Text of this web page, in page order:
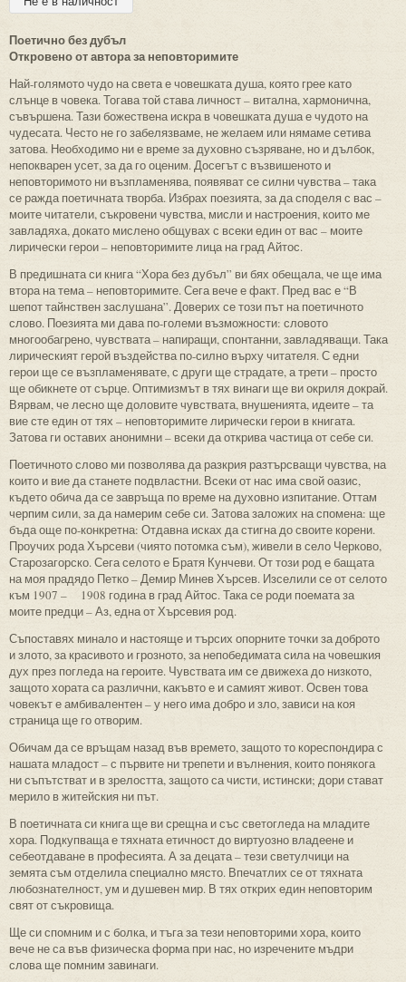
Поетично без дубъл
Откровено от автора за неповторимите
Най-голямото чудо на света е човешката душа, която грее като
слънце в човека. Тогава той става личност – витална, хармонична,
съвършена. Тази божествена искра в човешката душа е чудото на
чудесата. Често не го забелязваме, не желаем или нямаме сетива
затова. Необходимо ни е време за духовно съзряване, но и дълбок,
непокварен усет, за да го оценим. Досегът с възвишеното и
неповторимото ни възпламенява, появяват се силни чувства – така
се ражда поетичната творба. Избрах поезията, за да споделя с вас –
моите читатели, съкровени чувства, мисли и настроения, които ме
завладяха, докато мислено общувах с всеки един от вас – моите
лирически герои – неповторимите лица на град Айтос.
В предишната си книга “Хора без дубъл” ви бях обещала, че ще има
втора на тема – неповторимите. Сега вече е факт. Пред вас е “В
шепот тайнствен заслушана”. Доверих се този път на поетичното
слово. Поезията ми дава по-големи възможности: словото
многообагрено, чувствата – напиращи, спонтанни, завладяващи. Така
лирическият герой въздейства по-силно върху читателя. С едни
герои ще се възпламенявате, с други ще страдате, а трети – просто
ще обикнете от сърце. Оптимизмът в тях винаги ще ви окриля докрай.
Вярвам, че лесно ще доловите чувствата, внушенията, идеите – та
вие сте един от тях – неповторимите лирически герои в книгата.
Затова ги оставих анонимни – всеки да открива частица от себе си.
Поетичното слово ми позволява да разкрия разтърсващи чувства, на
които и вие да станете подвластни. Всеки от нас има свой оазис,
където обича да се завръща по време на духовно изпитание. Оттам
черпим сили, за да намерим себе си. Затова заложих на спомена: ще
бъда още по-конкретна: Отдавна исках да стигна до своите корени.
Проучих рода Хърсеви (чиято потомка съм), живели в село Черково,
Старозагорско. Сега селото е Братя Кунчеви. От този род е бащата
на моя прадядо Петко – Демир Минев Хърсев. Изселили се от селото
към 1907 – 1908 година в град Айтос. Така се роди поемата за
моите предци – Аз, една от Хърсевия род.
Съпоставях минало и настояще и търсих опорните точки за доброто
и злото, за красивото и грозното, за непобедимата сила на човешкия
дух през погледа на героите. Чувствата им се движеха до низкото,
защото хората са различни, какъвто е и самият живот. Освен това
човекът е амбивалентен – у него има добро и зло, зависи на коя
страница ще го отворим.
Обичам да се връщам назад във времето, защото то кореспондира с
нашата младост – с първите ни трепети и вълнения, които понякога
ни съпътстват и в зрелостта, защото са чисти, истински; дори стават
мерило в житейския ни път.
В поетичната си книга ще ви срещна и със светогледа на младите
хора. Подкупваща е тяхната етичност до виртуозно владеене и
себеотдаване в професията. А за децата – тези светулчици на
земята съм отделила специално място. Впечатлих се от тяхната
любознателност, ум и душевен мир. В тях открих един неповторим
свят от съкровища.
Ще си спомним и с болка, и тъга за тези неповторими хора, които
вече не са във физическа форма при нас, но изречените мъдри
слова ще помним завинаги.